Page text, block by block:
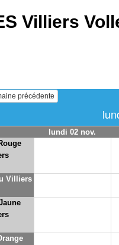
Villiers
précédente
lundi 02 nov.
Villiers